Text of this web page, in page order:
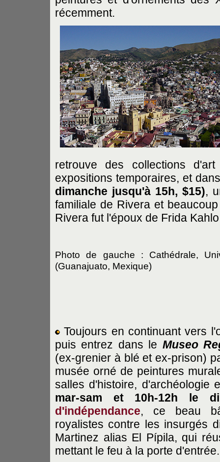
récemment.
retrouve des collections
expositions temporaires, et
dimanche jusqu'à 15h, $15),
familiale de Rivera et
Rivera fut l'époux de Frida
Photo de gauche : Cathédrale,
(Guanajuato, Mexique)
Toujours en continuant vers
puis entrez dans le Museo
(ex-grenier à blé et ex-prison)
musée orné de peintures
salles d'histoire, d'archéologie
mar-sam et 10h-12h le
d'indépendance, ce beau
royalistes contre les insurgés
Martinez alias El Pípila, qui
mettant le feu à la porte d'entrée.